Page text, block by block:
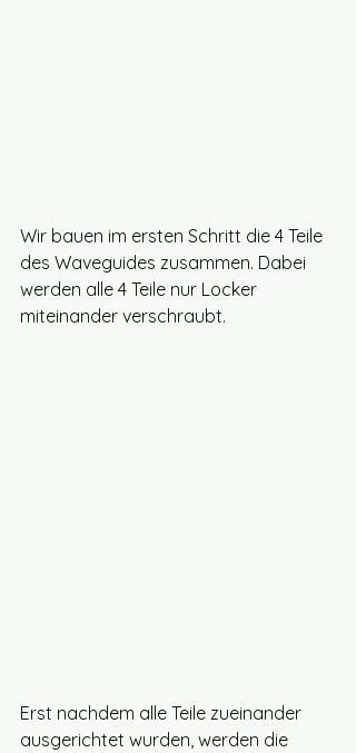
Wir bauen im ersten Schritt die 4 Teile
des Waveguides zusammen. Dabei
werden alle 4 Teile nur Locker
miteinander verschraubt.
Erst nachdem alle Teile zueinander
ausgerichtet wurden, werden die